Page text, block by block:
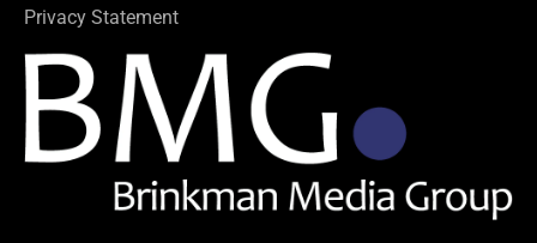
Privacy Statement